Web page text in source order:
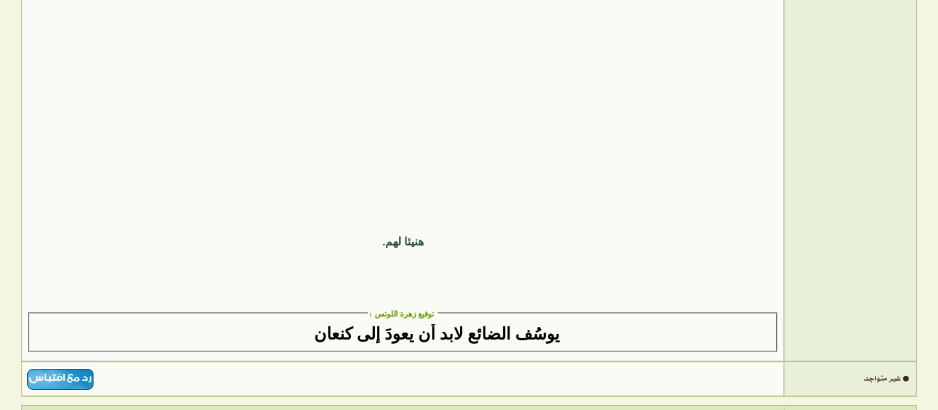
هنيئا لهم.
توقيع زهرة اللوتس :
يوسُف الضائع لابد أن يعودَ إلى كنعان